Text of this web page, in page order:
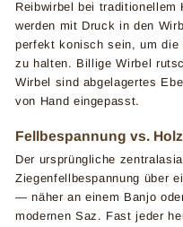
Reibwirbel bei traditionellem
werden mit Druck in den
perfekt konisch sein, um die
zu halten. Billige Wirbel
Wirbel sind abgelagertes
von Hand eingepasst.
Fellbespannung vs.
Der ursprüngliche
Ziegenfellbespannung über
— näher an einem Banjo
modernen Saz. Fast jeder